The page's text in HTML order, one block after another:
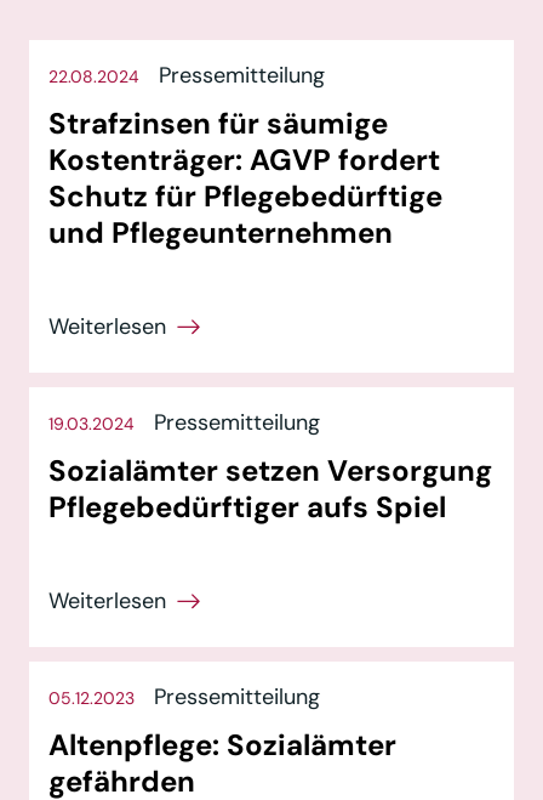
22.08.2024 Pressemitteilung
Strafzinsen für säumige
Kostenträger: AGVP fordert
Schutz für Pflegebedürftige
und Pflegeunternehmen
19.03.2024 Pressemitteilung
Sozialämter setzen Versorgung
Pflegebedürftiger aufs Spiel
05.12.2023 Pressemitteilung
Altenpflege: Sozialämter
gefährden